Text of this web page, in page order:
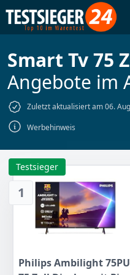
Smart Tv 75
Angebote im
Zuletzt aktualisiert am 06.
Werbehinweis
1
Testsieger
Philips Ambilight